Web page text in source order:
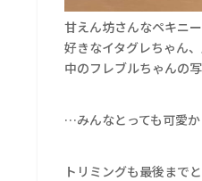
甘えん坊さんなペキニ
好きなイタグレちゃん
中のフレブルちゃんの
…みんなとっても可愛
トリミングも最後まで